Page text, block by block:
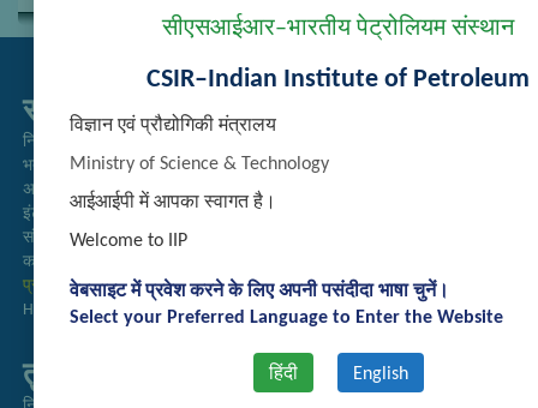
सीएसआईआर–भारतीय पेट्रोलियम संस्थान
CSIR–Indian Institute of Petroleum
विज्ञान एवं प्रौद्योगिकी मंत्रालय
Ministry of Science & Technology
आईआईपी में आपका स्वागत है।
Welcome to IIP
वेबसाइट में प्रवेश करने के लिए अपनी पसंदीदा भाषा चुनें।
Select your Preferred Language to Enter the Website
हिंदी English
सम्बद्ध लिंक्स
निविदा प्रबंधन
भर्ती
अतिथि गृह आरक्षण
इंट्रानेट
संग्रह
कर्मचारी खोज
प्रौद्योगिकी ब्रोशर
Handling of Complaints of Sexual Harassment
तुरत लिंक्स